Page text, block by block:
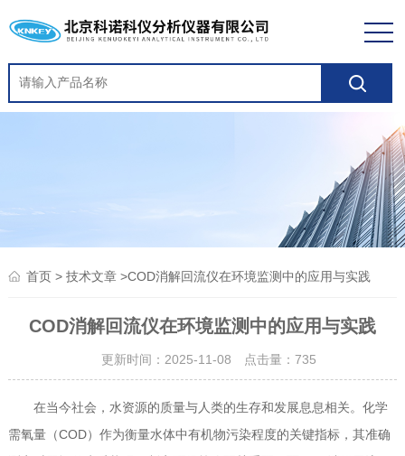
首页> 技术文章>COD消解回流仪在环境监测中的应用与实践
COD消解回流仪在环境监测中的应用与实践
更新时间：2025-11-08 点击量： 735
在当今社会，水资源的质量与人类的生存和发展息息相关。化学
需氧量（COD）作为衡量水体中有机物污染程度的关键指标，其准确